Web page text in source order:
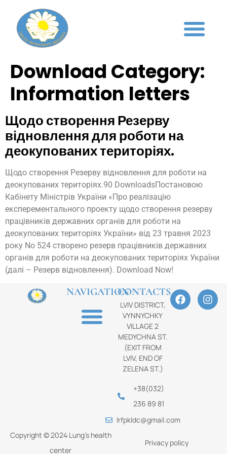
Download Category:
Information letters
Щодо створення Резерву
відновлення для роботи на
деокупованих територіях.
Щодо створення Резерву відновлення для роботи на
деокупованих територіях.90 DownloadsПостановою
Кабінету Міністрів України «Про реалізацію
експерементального проекту щодо створення резерву
працівників державних органів для роботи на
деокупованих територіях України» від 23 травня 2023
року No 524 створено резерв працівників державних
органів для роботи на деокупованих територіях України
(далі – Резерв відновлення). Download Now!
NAVIGATIONCONTACTS
LVIV DISTRICT,
VYNNYCHKY
VILLAGE 2
MEDYCHNA ST.
(EXIT FROM
LVIV, END OF
ZELENA ST.)
+38(032)
236 89 81
lrfpkldc@gmail.com
Copyright © 2024 Lung’s health
center
Privacy policy